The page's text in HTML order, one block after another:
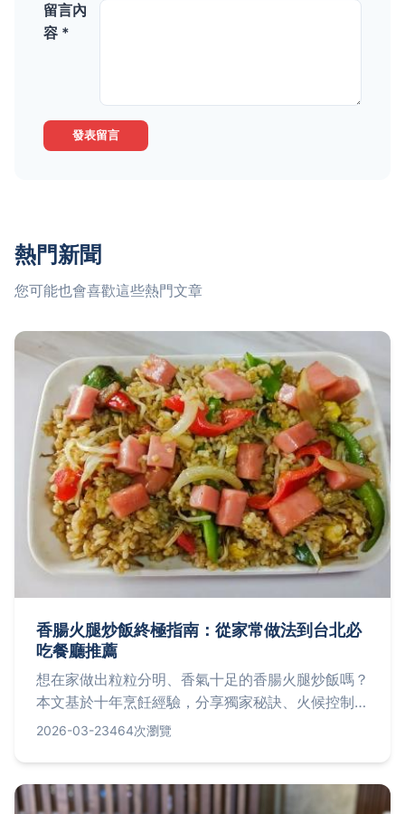
留言內
容 *
發表留言
熱門新聞
您可能也會喜歡這些熱門文章
香腸火腿炒飯終極指南：從家常做法到台北必
吃餐廳推薦
想在家做出粒粒分明、香氣十足的香腸火腿炒飯嗎？
本文基於十年烹飪經驗，分享獨家秘訣、火候控制技
巧，並實測三家台北人氣店家，解決你從備料到上桌
2026-03-23464次瀏覽